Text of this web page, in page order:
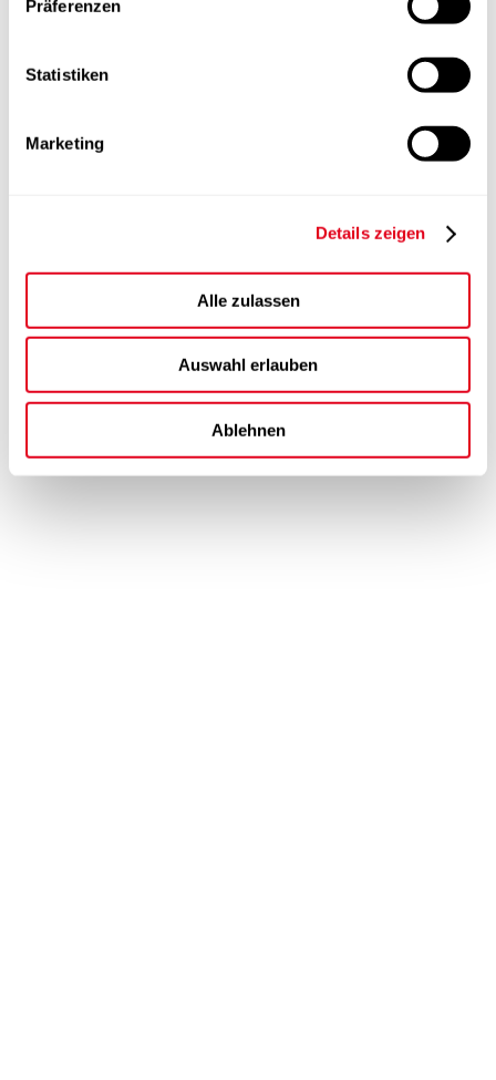
Präferenzen
Statistiken
Marketing
Details zeigen
Alle zulassen
Auswahl erlauben
Ablehnen